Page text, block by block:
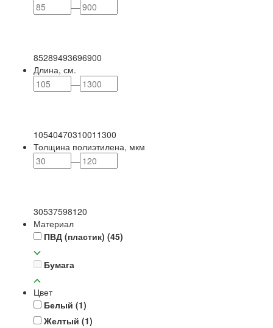
—
85289493696900
Длина, см.
—
1054047031001 1300
Толщина полиэтилена, мкм
—
30537598120
Материал
ПВД (пластик) (45)
Бумага
Цвет
Белый (1)
Желтый (1)